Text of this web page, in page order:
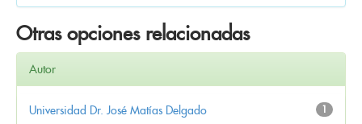
Otras opciones relacionadas
Autor
1
Universidad Dr. José Matías Delgado